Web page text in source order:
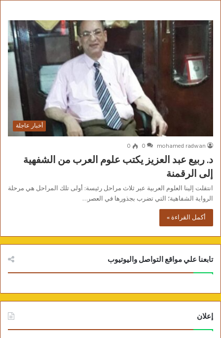
أخبار عاجلة
mohamed radwan
0
0
د. ربيع عبد العزيز يكتب علوم العرب من الشفهية
إلى الرقمنة
انتقلت إلينا العلوم العربية عبر ثلاث مراحل رئيسة: أولى تلك المراحل هي مرحلة
الرواية الشفاهية؛ التي تضرب بجذورها في العصر…
أكمل القراءة »
تابعنا علي مواقع التواصل واليوتيوب
إعلان